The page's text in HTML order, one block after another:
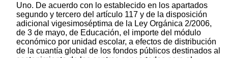
Uno. De acuerdo con lo establecido en los apartados
segundo y tercero del artículo 117 y de la disposición
adicional vigesimoséptima de la Ley Orgánica 2/2006,
de 3 de mayo, de Educación, el importe del módulo
económico por unidad escolar, a efectos de distribución
de la cuantía global de los fondos públicos destinados al